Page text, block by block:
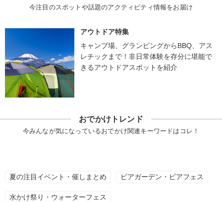
今注目のスポットや話題のアクティビティ情報をお届け
アウトドア特集
キャンプ場、グランピングからBBQ、アス
レチックまで！非日常体験を存分に堪能で
きるアウトドアスポットを紹介
おでかけトレンド
今みんなが気になっているおでかけ関連キーワードはコレ！
夏の注目イベント・催しまとめ ビアガーデン・ビアフェス
水かけ祭り・ウォーターフェス